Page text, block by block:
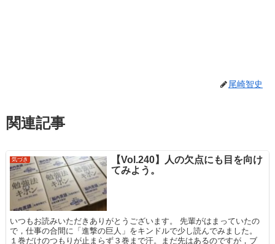
尾崎智史
関連記事
気づき
【Vol.240】人の欠点にも目を向け
てみよう。
いつもお読みいただきありがとうございます。 先輩がはまっていたの
で，仕事の合間に「進撃の巨人」をキンドルで少し読んでみました。
１巻だけのつもりが止まらず３巻まで汗。まだ先はあるのですが，ブ